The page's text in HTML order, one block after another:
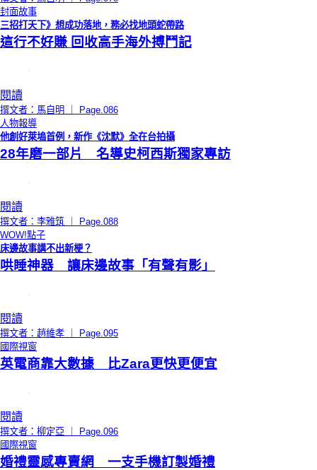
封面故事
三招打天下》想成功落地，務必找地頭蛇帶路
這行不好賺 回收高手海外搏鬥記
閱讀
撰文者：馬自明 ｜ Page.086
人物報導
他創好萊塢首例，新作《沈默》全在台拍攝
28年磨一部片 名導史柯西斯獨家專訪
閱讀
撰文者：李雅筑 ｜ Page.088
WOW!點子
床邊故事講不出新梗？
哄睡神器 讓床邊故事「有聲有影」
閱讀
撰文者：趙維孝 ｜ Page.095
國際視窗
英電商靠大數據 比Zara更快更便宜
閱讀
撰文者：柳定亞 ｜ Page.096
國際視窗
婚禮靈感專賣網 一支手機訂製婚禮